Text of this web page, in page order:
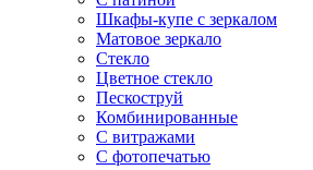
Шкафы-купе с зеркалом
Матовое зеркало
Стекло
Цветное стекло
Пескоструй
Комбинированные
С витражами
С фотопечатью